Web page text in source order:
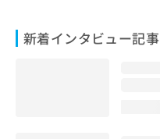
新着インタビュー記事